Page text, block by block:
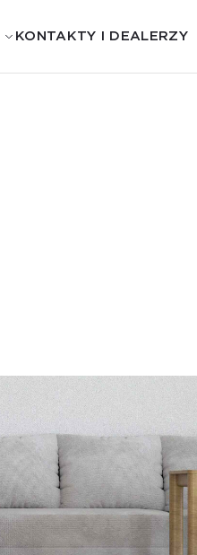
KONTAKTY I DEALERZY